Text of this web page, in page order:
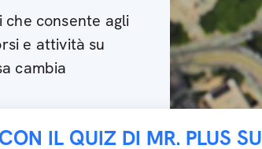
che consente agli
e attività su
cambia
IL QUIZ DI MR. PLUS SU